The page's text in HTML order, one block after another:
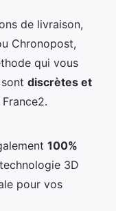
de livraison,
Chronopost,
qui vous
discrètes et
100%
3D
pour vos